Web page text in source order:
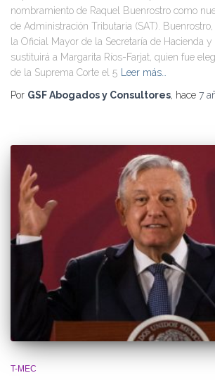
nombramiento de Raquel Buenrostro como
de Administración Tributaria (SAT).
la Oficial Mayor de la Secretaría de Hacienda y
sustituirá a Margarita Ríos-Farjat, quien fue
de la Suprema Corte el 5
Leer más…
Por GSF Abogados y Consultores, hace 7
T-MEC